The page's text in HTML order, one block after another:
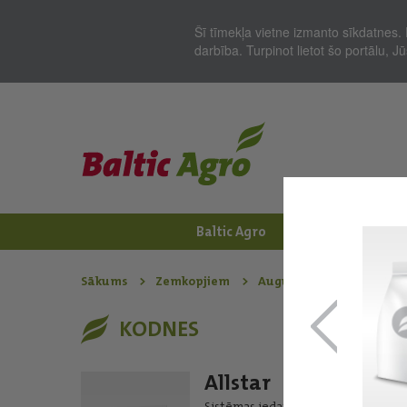
Šī tīmekļa vietne izmanto
darbība. Turpinot lietot šo portālu,
Baltic Agro
Sākums Zemkopjiem Augu aizsardzības
KODNES
Allstar